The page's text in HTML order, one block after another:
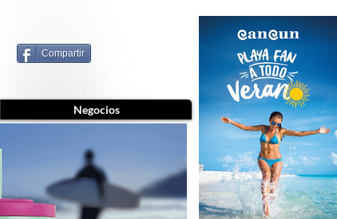
Compartir
Negocios